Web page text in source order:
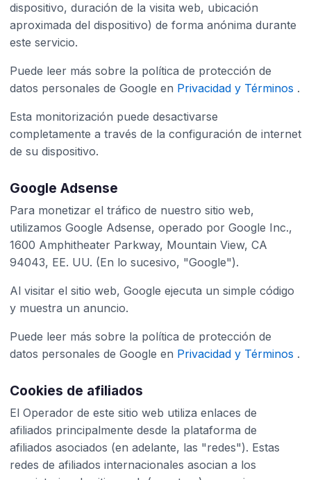
dispositivo, duración de la visita web, ubicación
aproximada del dispositivo) de forma anónima durante
este servicio.
Puede leer más sobre la política de protección de
datos personales de Google en Privacidad y Términos .
Esta monitorización puede desactivarse
completamente a través de la configuración de internet
de su dispositivo.
Google Adsense
Para monetizar el tráfico de nuestro sitio web,
utilizamos Google Adsense, operado por Google Inc.,
1600 Amphitheater Parkway, Mountain View, CA
94043, EE. UU. (En lo sucesivo, "Google").
Al visitar el sitio web, Google ejecuta un simple código
y muestra un anuncio.
Puede leer más sobre la política de protección de
datos personales de Google en Privacidad y Términos .
Cookies de afiliados
El Operador de este sitio web utiliza enlaces de
afiliados principalmente desde la plataforma de
afiliados asociados (en adelante, las "redes"). Estas
redes de afiliados internacionales asocian a los